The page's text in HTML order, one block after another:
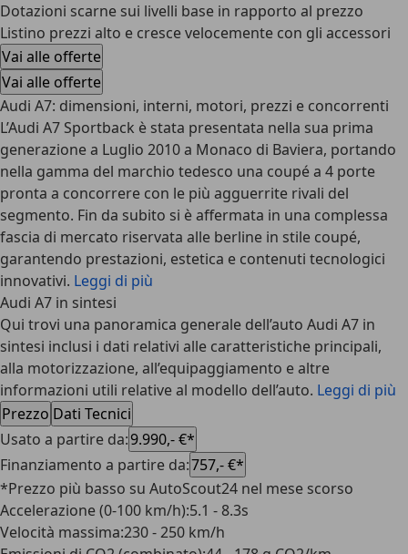
Dotazioni scarne sui livelli base in rapporto al prezzo
Listino prezzi alto e cresce velocemente con gli accessori
Vai alle offerte
Vai alle offerte
Audi A7: dimensioni, interni, motori, prezzi e concorrenti
L’Audi A7 Sportback è stata presentata nella sua prima
generazione a Luglio 2010 a Monaco di Baviera, portando
nella gamma del marchio tedesco una coupé a 4 porte
pronta a concorrere con le più agguerrite rivali del
segmento. Fin da subito si è affermata in una complessa
fascia di mercato riservata alle berline in stile coupé,
garantendo prestazioni, estetica e contenuti tecnologici
innovativi. Leggi di più
Audi A7 in sintesi
Qui trovi una panoramica generale dell’auto Audi A7 in
sintesi inclusi i dati relativi alle caratteristiche principali,
alla motorizzazione, all’equipaggiamento e altre
informazioni utili relative al modello dell’auto. Leggi di più
Prezzo Dati Tecnici
Usato a partire da:9.990,- €*
Finanziamento a partire da:757,- €*
*Prezzo più basso su AutoScout24 nel mese scorso
Accelerazione (0-100 km/h):5.1 - 8.3s
Velocità massima:230 - 250 km/h